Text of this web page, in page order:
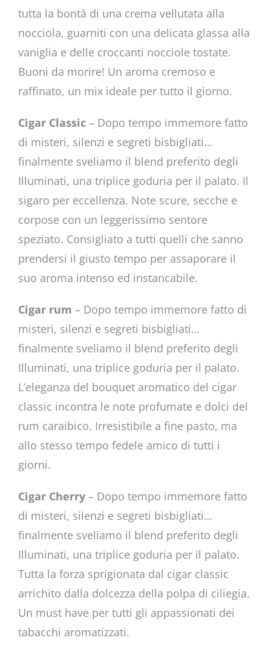
tutta la bontà di una crema vellutata alla
nocciola, guarniti con una delicata glassa alla
vaniglia e delle croccanti nocciole tostate.
Buoni da morire! Un aroma cremoso e
raffinato, un mix ideale per tutto il giorno.
Cigar Classic– Dopo tempo immemore fatto
di misteri, silenzi e segreti bisbigliati…
finalmente sveliamo il blend preferito degli
Illuminati, una triplice goduria per il palato. Il
sigaro per eccellenza. Note scure, secche e
corpose con un leggerissimo sentore
speziato. Consigliato a tutti quelli che sanno
prendersi il giusto tempo per assaporare il
suo aroma intenso ed instancabile.
Cigar rum – Dopo tempo immemore fatto di
misteri, silenzi e segreti bisbigliati…
finalmente sveliamo il blend preferito degli
Illuminati, una triplice goduria per il palato.
L’eleganza del bouquet aromatico del cigar
classic incontra le note profumate e dolci del
rum caraibico. Irresistibile a fine pasto, ma
allo stesso tempo fedele amico di tutti i
giorni.
Cigar Cherry– Dopo tempo immemore fatto
di misteri, silenzi e segreti bisbigliati…
finalmente sveliamo il blend preferito degli
Illuminati, una triplice goduria per il palato.
Tutta la forza sprigionata dal cigar classic
arrichito dalla dolcezza della polpa di ciliegia.
Un must have per tutti gli appassionati dei
tabacchi aromatizzati.